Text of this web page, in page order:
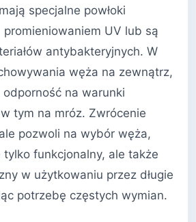
specjalne powłoki
promieniowaniem UV lub są
antybakteryjnych. W
węża na zewnątrz,
na warunki
tym na mróz. Zwrócenie
pozwoli na wybór węża,
funkcjonalny, ale także
w użytkowaniu przez długie
potrzebę częstych wymian.